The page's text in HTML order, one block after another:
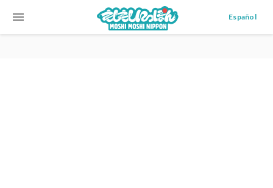
menu Español